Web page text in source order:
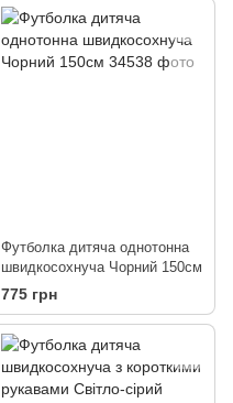
Футболка дитяча однотонна
швидкосохнуча Чорний 150см
775 грн